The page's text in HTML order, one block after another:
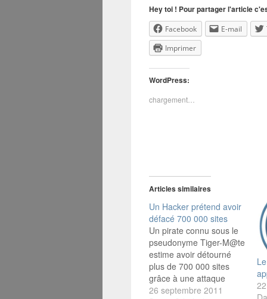
Hey toi ! Pour partager l'article
Facebook E-mail
Imprimer
WordPress:
chargement…
Articles similaires
Un Hacker prétend avoir
défacé 700 000 sites
Un pirate connu sous le
pseudonyme Tiger-M@te
estime avoir détourné
plus de 700 000 sites
grâce à une attaque
menée contre un Data
26 septembre 2011